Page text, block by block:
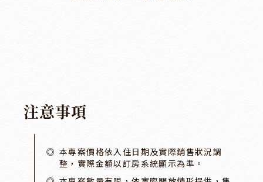
注意事項
本專案價格依入住日期及實際銷售狀況調
整，實際金額以訂房系統顯示為準。